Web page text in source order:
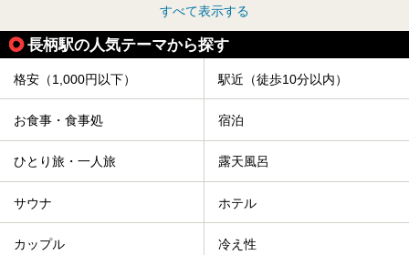
すべて表示する
長柄駅の人気テーマから探す
格安（1,000円以下） 駅近（徒歩10分以内）
お食事・食事処 宿泊
ひとり旅・一人旅 露天風呂
サウナ ホテル
カップル 冷え性